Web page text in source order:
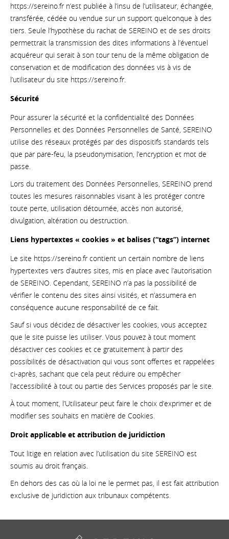
https://sereino.fr n’est publiée à l’insu de l’utilisateur, échangée,
transférée, cédée ou vendue sur un support quelconque à des
tiers. Seule l’hypothèse du rachat de SEREINO et de ses droits
permettrait la transmission des dites informations à l’éventuel
acquéreur qui serait à son tour tenu de la même obligation de
conservation et de modification des données vis à vis de
l’utilisateur du site https://sereino.fr.
Sécurité
Pour assurer la sécurité et la confidentialité des Données
Personnelles et des Données Personnelles de Santé, SEREINO
utilise des réseaux protégés par des dispositifs standards tels
que par pare-feu, la pseudonymisation, l’encryption et mot de
passe.
Lors du traitement des Données Personnelles, SEREINO prend
toutes les mesures raisonnables visant à les protéger contre
toute perte, utilisation détournée, accès non autorisé,
divulgation, altération ou destruction.
Liens hypertextes « cookies » et balises (“tags”) internet
Le site https://sereino.fr contient un certain nombre de liens
hypertextes vers d’autres sites, mis en place avec l’autorisation
de SEREINO. Cependant, SEREINO n’a pas la possibilité de
vérifier le contenu des sites ainsi visités, et n’assumera en
conséquence aucune responsabilité de ce fait.
Sauf si vous décidez de désactiver les cookies, vous acceptez
que le site puisse les utiliser. Vous pouvez à tout moment
désactiver ces cookies et ce gratuitement à partir des
possibilités de désactivation qui vous sont offertes et rappelées
ci-après, sachant que cela peut réduire ou empêcher
l’accessibilité à tout ou partie des Services proposés par le site.
À tout moment, l’Utilisateur peut faire le choix d’exprimer et de
modifier ses souhaits en matière de Cookies.
Droit applicable et attribution de juridiction
Tout litige en relation avec l’utilisation du site SEREINO est
soumis au droit français.
En dehors des cas où la loi ne le permet pas, il est fait attribution
exclusive de juridiction aux tribunaux compétents.